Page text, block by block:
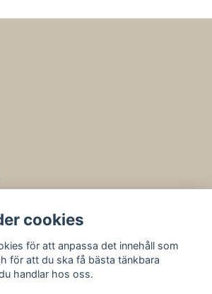
cookies
för att anpassa det innehåll som
för att du ska få bästa tänkbara
handlar hos oss.